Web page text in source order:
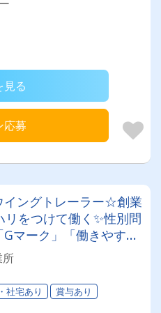
見る
応募
イングトレーラー☆創業
をつけて働く✨性別問
マーク」「働きやすい
入社祝い金や表彰制度
所
社宅あり 賞与あり